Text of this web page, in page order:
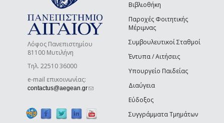
Λόφος Πανεπιστημίου
81100 Μυτιλήνη
Τηλ. 22510 36000
e-mail επικοινωνίας:
contactus@aegean.gr(link sends e-mail)
Βιβλιοθήκη
Παροχές Φοιτητικής
Μέριμνας
Συμβουλευτικοί Σταθμοί
Έντυπα / Αιτήσεις
Υπουργείο Παιδείας
Διαύγεια
Εύδοξος
Συγγράμματα Τμημάτων